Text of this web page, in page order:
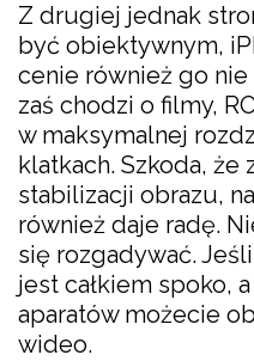
Z drugiej jednak
być obiektywnym,
cenie również go nie
zaś chodzi o filmy,
w maksymalnej
klatkach. Szkoda, że
stabilizacji obrazu,
również daje radę.
się rozgadywać.
jest całkiem spoko,
aparatów możecie
wideo.